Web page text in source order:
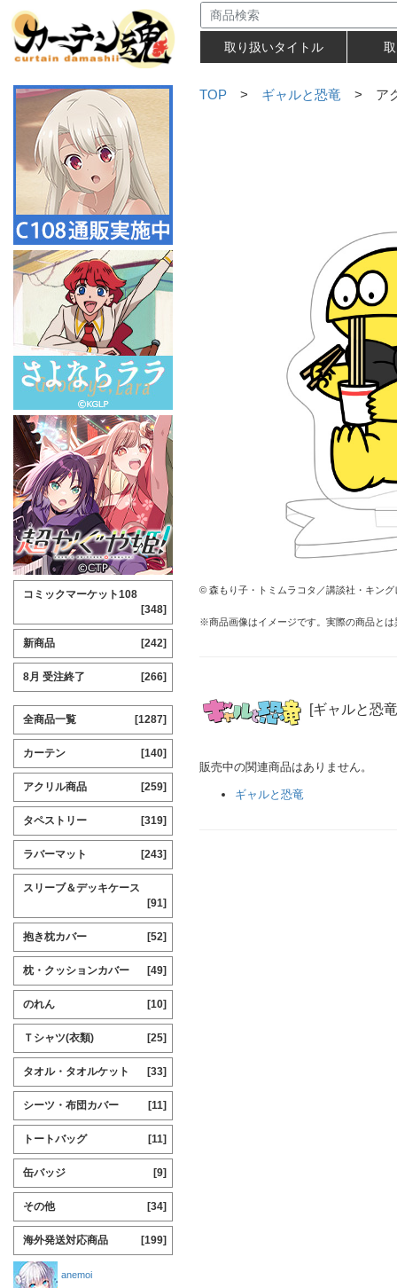
取り扱いタイトル
TOP > ギャルと恐竜 > アク
© 森もり子・トミムラコタ／講談社・キング
※商品画像はイメージです。実際の商品と
[ギャルと恐
販売中の関連商品はありません。
ギャルと恐竜
コミックマーケット108
[348]
新商品 [242]
8月 受注終了 [266]
全商品一覧 [1287]
カーテン [140]
アクリル商品 [259]
タペストリー [319]
ラバーマット [243]
スリーブ＆デッキケース
[91]
抱き枕カバー [52]
枕・クッションカバー [49]
のれん [10]
Ｔシャツ(衣類) [25]
タオル・タオルケット [33]
シーツ・布団カバー [11]
トートバッグ [11]
缶バッジ [9]
その他 [34]
海外発送対応商品 [199]
anemoi